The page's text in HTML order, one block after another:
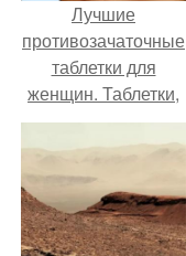
Лучшие
противозачаточные
таблетки для
женщин. Таблетки,
как у Светки